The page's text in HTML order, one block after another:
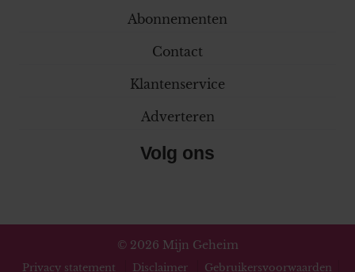
Abonnementen
Contact
Klantenservice
Adverteren
Volg ons
© 2026 Mijn Geheim
Privacy statement Disclaimer Gebruikersvoorwaarden